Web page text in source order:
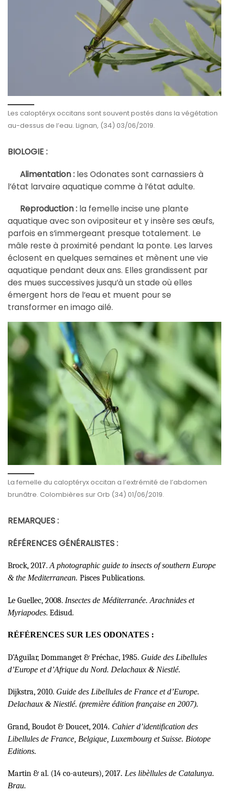
Les caloptéryx occitans sont souvent postés dans la végétation
au-dessus de l’eau. Lignan, (34) 03/06/2019.
BIOLOGIE :
Alimentation : les Odonates sont carnassiers à
l’état larvaire aquatique comme à l’état adulte.
Reproduction : la femelle incise une plante
aquatique avec son ovipositeur et y insère ses œufs,
parfois en s’immergeant presque totalement. Le
mâle reste à proximité pendant la ponte. Les larves
éclosent en quelques semaines et mènent une vie
aquatique pendant deux ans. Elles grandissent par
des mues successives jusqu’à un stade où elles
émergent hors de l’eau et muent pour se
transformer en imago ailé.
La femelle du caloptéryx occitan a l’extrémité de l’abdomen
brunâtre. Colombières sur Orb (34) 01/06/2019.
REMARQUES :
RÉFÉRENCES GÉNÉRALISTES :
Brock, 2017.A photographic guide to insects of southern Europe
& the Mediterranean. Pisces Publications.
Le Guellec, 2008. Insectes de Méditerranée. Arachnides et
Myriapodes. Edisud.
RÉFÉRENCES SUR LES ODONATES :
D’Aguilar, Dommanget & Préchac, 1985. Guide des Libellules
d’Europe et d’Afrique du Nord. Delachaux & Niestlé.
Dijkstra, 2010. Guide des Libellules de France et d’Europe.
Delachaux & Niestlé. (première édition française en 2007).
Grand, Boudot & Doucet, 2014. Cahier d’identification des
Libellules de France, Belgique, Luxembourg et Suisse. Biotope
Editions.
Martin & al. (14 co-auteurs), 2017. Les libèllules de Catalunya.
Brau.